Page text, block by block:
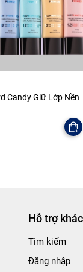
Candy Giữ Lớp Nền
Hỗ trợ
Tìm kiếm
Đăng nhập